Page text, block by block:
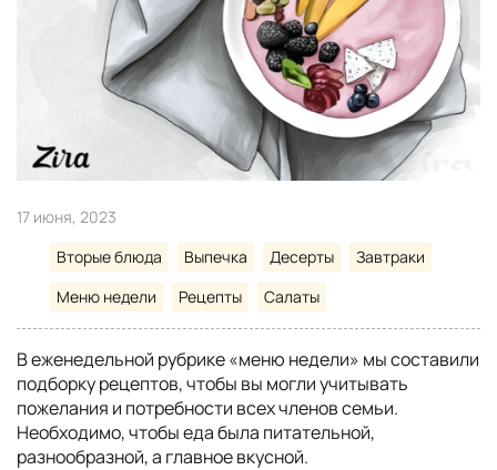
17 июня, 2023
Вторые блюда
Выпечка Десерты
Завтраки
Меню недели
Рецепты Салаты
В еженедельной рубрике «меню недели» мы составили
подборку рецептов, чтобы вы могли учитывать
пожелания и потребности всех членов семьи.
Необходимо, чтобы еда была питательной,
разнообразной, а главное вкусной.